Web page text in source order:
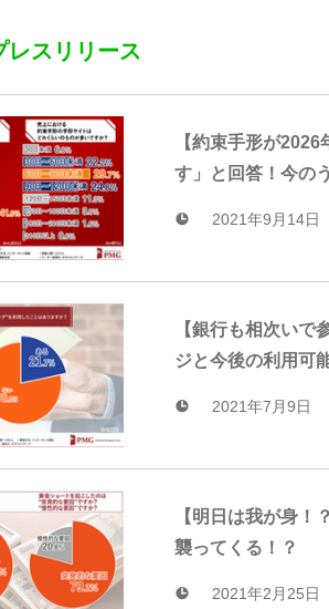
レスリリース
【約束手形が
す」と回答！今の
2021年9月14日
【銀行も相次い
ジと今後の利用可
2021年7月9日
【明日は我が身
襲ってくる！？
2021年2月25日